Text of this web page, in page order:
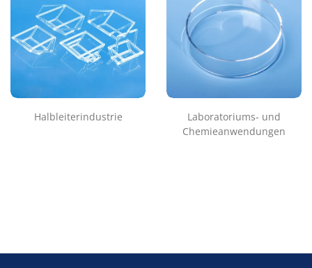
Halbleiterindustrie
Laboratoriums- und
Chemieanwendungen